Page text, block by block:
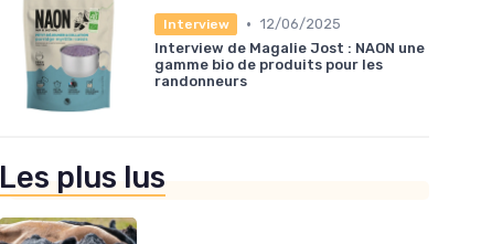
Interview • 12/06/2025
Interview de Magalie Jost : NAON une
gamme bio de produits pour les
randonneurs
Les plus lus